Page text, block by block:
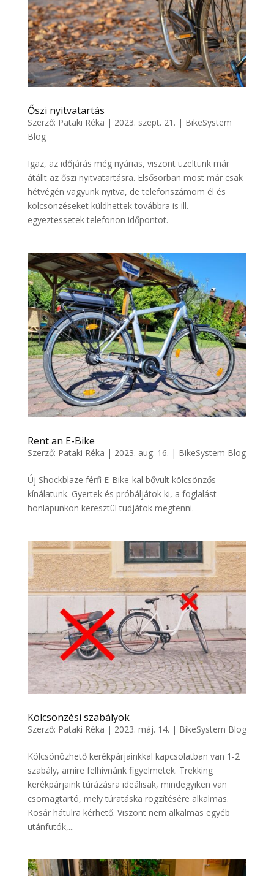
Őszi nyitvatartás
Szerző: Pataki Réka | 2023. szept. 21. | BikeSystem
Blog
Igaz, az időjárás még nyárias, viszont üzeltünk már
átállt az őszi nyitvatartásra. Elsősorban most már csak
hétvégén vagyunk nyitva, de telefonszámom él és
kölcsönzéseket küldhettek továbbra is ill.
egyeztessetek telefonon időpontot.
Rent an E-Bike
Szerző: Pataki Réka | 2023. aug. 16. | BikeSystem Blog
Új Shockblaze férfi E-Bike-kal bővült kölcsönzős
kínálatunk. Gyertek és próbáljátok ki, a foglalást
honlapunkon keresztül tudjátok megtenni.
Kölcsönzési szabályok
Szerző: Pataki Réka | 2023. máj. 14. | BikeSystem Blog
Kölcsönözhető kerékpárjainkkal kapcsolatban van 1-2
szabály, amire felhívnánk figyelmetek. Trekking
kerékpárjaink túrázásra ideálisak, mindegyiken van
csomagtartó, mely túratáska rögzítésére alkalmas.
Kosár hátulra kérhető. Viszont nem alkalmas egyéb
utánfutók,...